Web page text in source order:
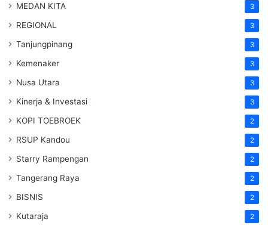
MEDAN KITA 3
REGIONAL 3
Tanjungpinang 3
Kemenaker 3
Nusa Utara 3
Kinerja & Investasi 3
KOPI TOEBROEK 2
RSUP Kandou 2
Starry Rampengan 2
Tangerang Raya 2
BISNIS 2
Kutaraja 2